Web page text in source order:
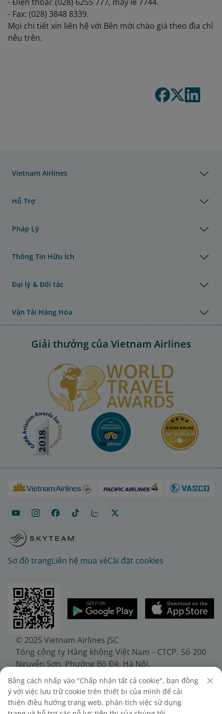
- Fax: (028) 3848 8339.
Mọi chi tiết xin liên hệ với Bên mời chào giá theo địa chỉ
nêu trên.
Vietnam Airlines
Hỗ Trợ
Pháp Lý
Thông Tin Hữu Ích
Đại lý & Đối tác
Vận Tải Hàng Hóa
Giải thưởng của Vietnam Airlines
Sơ đồ trangLiên hệ mua véCài đặt cookies
© 2025 Vietnam Airlines JSC
Tổng công ty Hàng không Việt Nam - CTCP. Số 200
Nguyễn Sơn, Phường Bồ Đề, Hà Nội.
Điện thoại: (+84-24) 38272289. Fax: (+84-24)
38722375
Giấy chứng nhận đăng ký doanh nghiệp, mã số
doanh nghiệp 0100107518, đăng ký lần đầu ngày
Bằng cách nhấp vào "Chấp nhận tất cả cookie", bạn đồng
ý với việc lưu trữ cookie trên thiết bị của mình để cải
thiện điều hướng trang web, phân tích việc sử dụng